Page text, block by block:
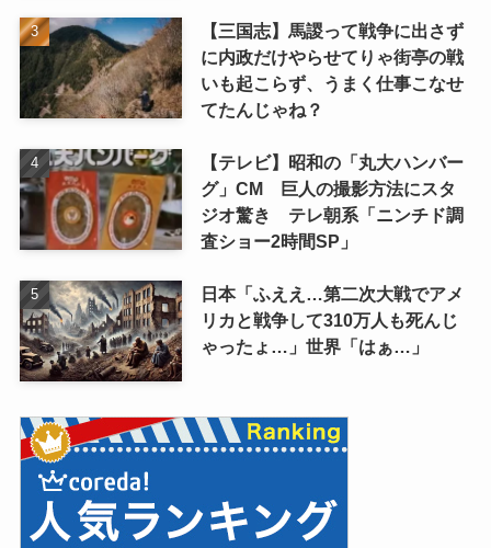
【三国志】馬謖って戦争に出さず
に内政だけやらせてりゃ街亭の戦
いも起こらず、うまく仕事こなせ
てたんじゃね？
【テレビ】昭和の「丸大ハンバー
グ」CM 巨人の撮影方法にスタ
ジオ驚き テレ朝系「ニンチド調
査ショー2時間SP」
日本「ふええ…第二次大戦でアメ
リカと戦争して310万人も死んじ
ゃったょ…」世界「はぁ…」